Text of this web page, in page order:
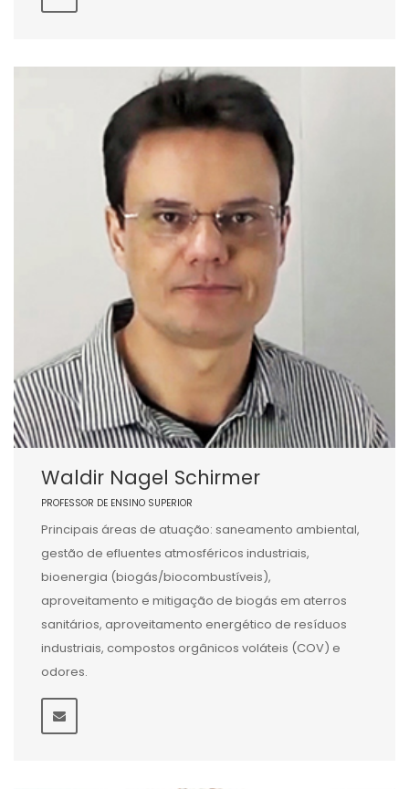
Waldir Nagel Schirmer
PROFESSOR DE ENSINO SUPERIOR
Principais áreas de atuação: saneamento ambiental,
gestão de efluentes atmosféricos industriais,
bioenergia (biogás/biocombustíveis),
aproveitamento e mitigação de biogás em aterros
sanitários, aproveitamento energético de resíduos
industriais, compostos orgânicos voláteis (COV) e
odores.